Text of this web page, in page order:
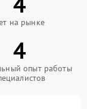
на рынке
4
опыт работы